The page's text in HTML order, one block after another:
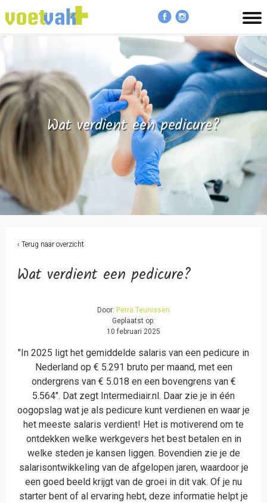
Wat verdient een pedicure?
‹ Terug naar overzicht
Wat verdient een pedicure?
Door: Petra Teunissen
Geplaatst op:
10 februari 2025
"In 2025 ligt het gemiddelde salaris van een pedicure in
Nederland op € 5.291 bruto per maand, met een
ondergrens van € 5.018 en een bovengrens van €
5.564". Dat zegt Intermediair.nl. Daar zie je in één
oogopslag wat je als pedicure kunt verdienen en waar je
het meeste salaris verdient! Het is motiverend om te
ontdekken welke werkgevers het best betalen en in
welke steden je kansen liggen. Bovendien zie je de
salarisontwikkeling van de afgelopen jaren, waardoor je
een goed beeld krijgt van de groei in dit vak. Of je nu
starter bent of al ervaring hebt, deze informatie helpt je